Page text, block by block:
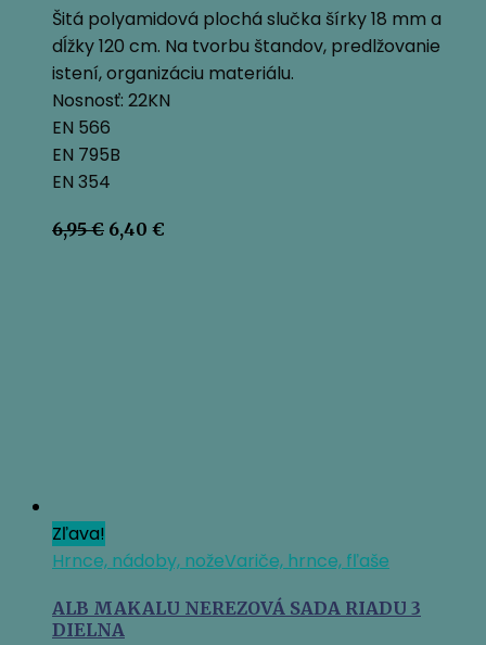
Šitá polyamidová plochá slučka šírky 18 mm a
dĺžky 120 cm. Na tvorbu štandov, predlžovanie
istení, organizáciu materiálu.
Nosnosť: 22KN
EN 566
EN 795B
EN 354
6,95€ Pôvodná
6,40 €
Zľava!
Hrnce, nádoby, nožeVariče, hrnce, fľaše
ALB MAKALU NEREZOVÁ SADA RIADU 3
DIELNA